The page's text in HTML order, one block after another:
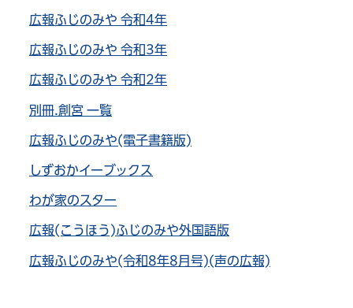
広報ふじのみや 令和4年
広報ふじのみや 令和3年
広報ふじのみや 令和2年
別冊.創宮 一覧
広報ふじのみや(電子書籍版)
しずおかイーブックス
わが家のスター
広報(こうほう)ふじのみや外国語版
広報ふじのみや(令和8年8月号)(声の広報)